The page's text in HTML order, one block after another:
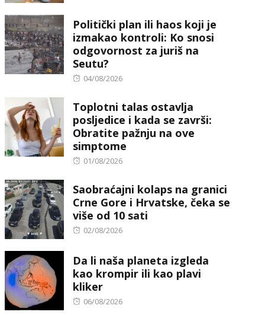
Politički plan ili haos koji je
izmakao kontroli: Ko snosi
odgovornost za juriš na
Seutu?
Posted
04/08/2026
Toplotni talas ostavlja
posljedice i kada se završi:
Obratite pažnju na ove
simptome
Posted
01/08/2026
Saobraćajni kolaps na granici
Crne Gore i Hrvatske, čeka se
više od 10 sati
Posted
02/08/2026
Da li naša planeta izgleda
kao krompir ili kao plavi
kliker
Posted
06/08/2026